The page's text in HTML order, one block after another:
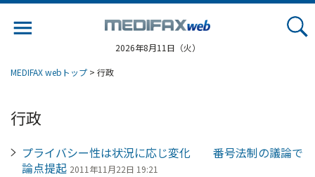
2026年8月11日（火）
MEDIFAX webトップ > 行政
行政
プライバシー性は状況に応じ変化 番号法制の議論で
論点提起 2011年11月22日 19:21